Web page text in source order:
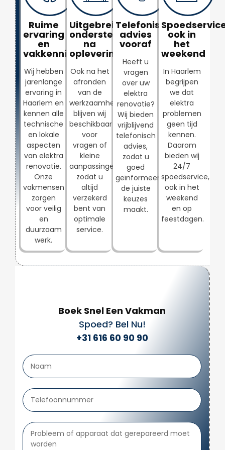
Ruime
ervaring
en
vakkennis
Wij hebben
jarenlange
ervaring in
Haarlem en
kennen alle
technische
en lokale
aspecten
van elektra
renovatie.
Onze
vakmensen
zorgen
voor veilig
en
duurzaam
werk.
Uitgebreide
ondersteuning
na
oplevering
Ook na het
afronden
van de
werkzaamheden
blijven wij
beschikbaar
voor
vragen of
kleine
aanpassingen,
zodat u
altijd
verzekerd
bent van
optimale
service.
Telefonisch
advies
vooraf
Heeft u
vragen
over uw
elektra
renovatie?
Wij bieden
vrijblijvend
telefonisch
advies,
zodat u
goed
geïnformeerd
de juiste
keuzes
maakt.
ook in
het
weekend
In Haarlem
begrijpen
we dat
elektra
problemen
geen tijd
kennen.
Daarom
bieden wij
24/7
spoedservice,
ook in het
weekend
en op
feestdagen.
Boek Snel Een Vakman
Spoed? Bel Nu!
+31 616 60 90 90